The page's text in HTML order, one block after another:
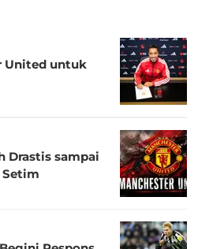
United untuk
Drastis sampai
Setim